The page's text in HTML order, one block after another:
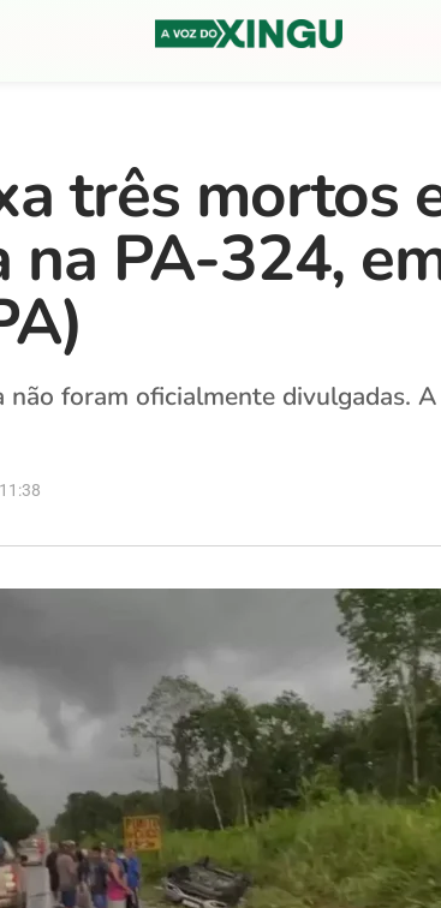
três mortos
na PA-324,
foram oficialmente divulgadas.
11:38